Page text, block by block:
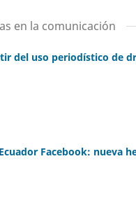
en la comunicación
del uso periodístico de
Facebook: nueva